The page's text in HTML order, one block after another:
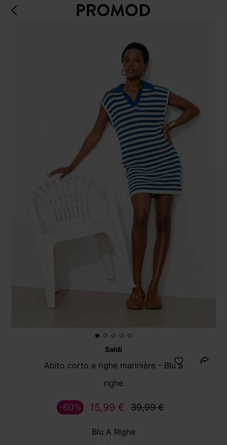
Saldi
Abito corto a righe marinière - Blu a
righe
15,99 € 39,99 €
-60%
Blu A Righe